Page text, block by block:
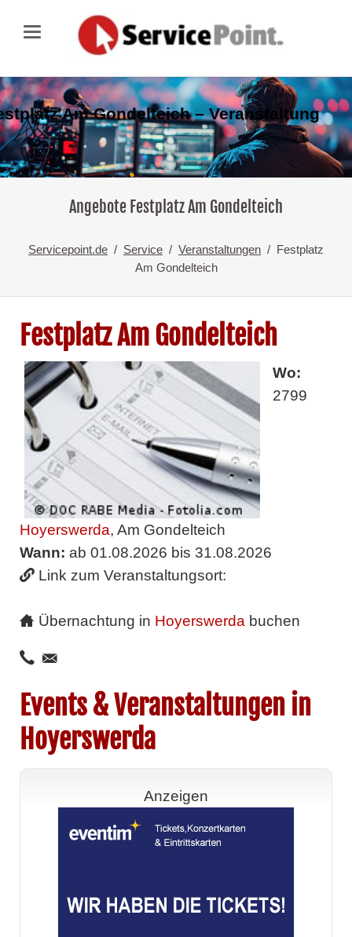
Am Gondelteich – Veranstaltung
Angebote Festplatz Am Gondelteich
Servicepoint.de Service Veranstaltungen
Festplatz
Am Gondelteich
Festplatz Am Gondelteich
Wo:
2799
Hoyerswerda, Am Gondelteich
Wann: ab 01.08.2026 bis 31.08.2026
Link zum Veranstaltungsort:
Übernachtung in Hoyerswerda buchen
Events & Veranstaltungen in
Hoyerswerda
Anzeigen